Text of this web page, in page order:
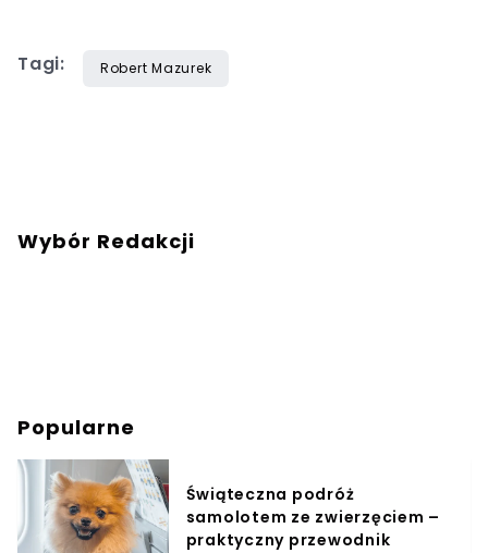
Tagi: Robert Mazurek
Wybór Redakcji
Popularne
Świąteczna podróż
samolotem ze zwierzęciem –
praktyczny przewodnik